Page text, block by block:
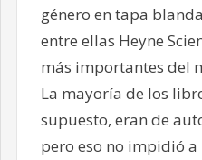
género en tapa
entre ellas Heyne
más importantes del
La mayoría de los
supuesto, eran de
pero eso no impidió